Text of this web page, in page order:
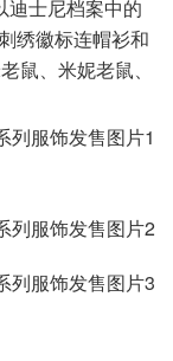
迪士尼档案中的
绣徽标连帽衫和
鼠、米妮老鼠、